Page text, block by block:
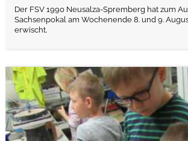
Der FSV 1990 Neusalza-Spremberg hat zum
Sachsenpokal am Wochenende 8. und 9.
erwischt.
weiterlesen